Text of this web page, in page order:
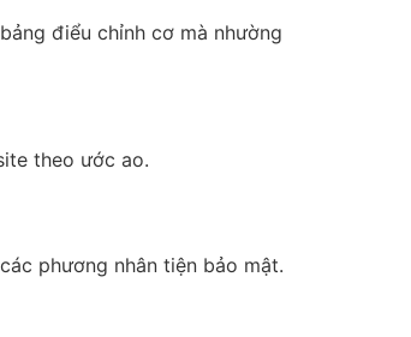
điểu chỉnh cơ mà nhường
theo ước ao.
phương nhân tiện bảo mật.